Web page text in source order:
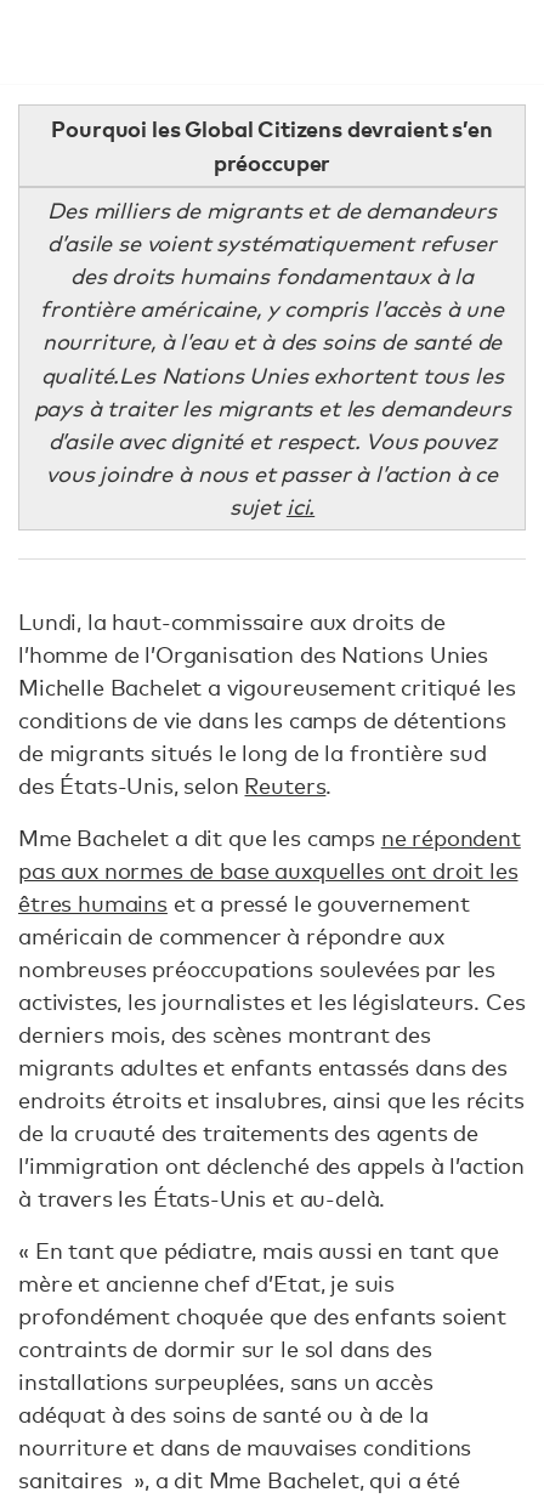
Pourquoi les Global Citizens devraient s’en
préoccuper
Des milliers de migrants et de demandeurs
d’asile se voient systématiquement refuser
des droits humains fondamentaux à la
frontière américaine, y compris l’accès à une
nourriture, à l’eau et à des soins de santé de
qualité.Les Nations Unies exhortent tous les
pays à traiter les migrants et les demandeurs
d’asile avec dignité et respect. Vous pouvez
vous joindre à nous et passer à l’action à ce
sujet ici.
Lundi, la haut-commissaire aux droits de
l’homme de l’Organisation des Nations Unies
Michelle Bachelet a vigoureusement critiqué les
conditions de vie dans les camps de détentions
de migrants situés le long de la frontière sud
des États-Unis, selon Reuters.
Mme Bachelet a dit que les camps ne répondent
pas aux normes de base auxquelles ont droit les
êtres humainset a pressé le gouvernement
américain de commencer à répondre aux
nombreuses préoccupations soulevées par les
activistes, les journalistes et les législateurs. Ces
derniers mois, des scènes montrant des
migrants adultes et enfants entassés dans des
endroits étroits et insalubres, ainsi que les récits
de la cruauté des traitements des agents de
l’immigration ont déclenché des appels à l’action
à travers les États-Unis et au-delà.
« En tant que pédiatre, mais aussi en tant que
mère et ancienne chef d’Ėtat, je suis
profondément choquée que des enfants soient
contraints de dormir sur le sol dans des
installations surpeuplées, sans un accès
adéquat à des soins de santé ou à de la
nourriture et dans de mauvaises conditions
sanitaires », a dit Mme Bachelet, qui a été